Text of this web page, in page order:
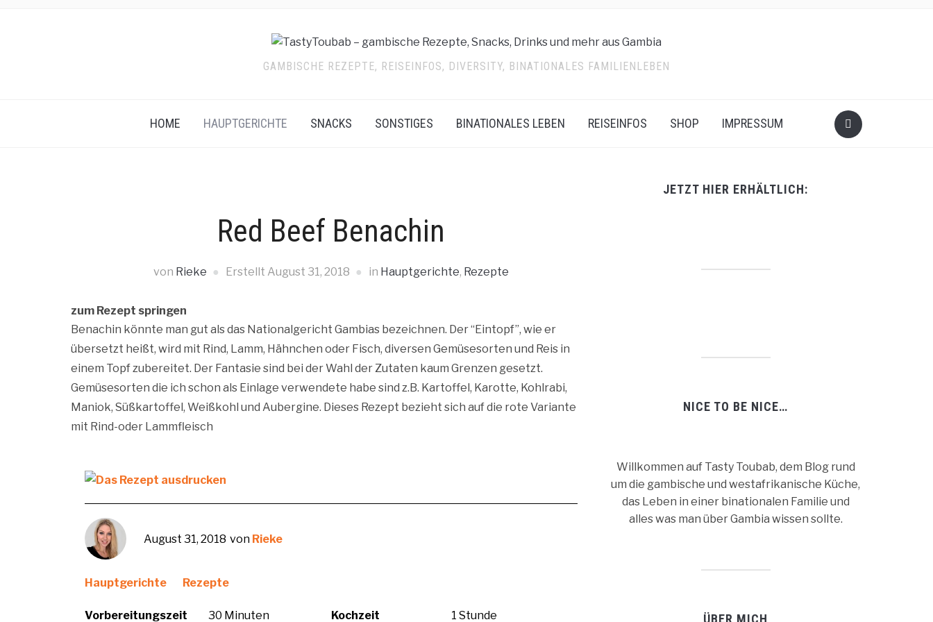
GAMBISCHE REZEPTE, REISEINFOS, DIVERSITY, BINATIONALES FAMILIENLEBEN
HOME HAUPTGERICHTE SNACKS SONSTIGES BINATIONALES LEBEN REISEINFOS SHOP IMPRESSUM
Red Beef Benachin
von Rieke Erstellt August 31, 2018 in Hauptgerichte, Rezepte
zum Rezept springen
Benachin könnte man gut als das Nationalgericht Gambias bezeichnen. Der “Eintopf”, wie er
übersetzt heißt, wird mit Rind, Lamm, Hähnchen oder Fisch, diversen Gemüsesorten und Reis in
einem Topf zubereitet. Der Fantasie sind bei der Wahl der Zutaten kaum Grenzen gesetzt.
Gemüsesorten die ich schon als Einlage verwendete habe sind z.B. Kartoffel, Karotte, Kohlrabi,
Maniok, Süßkartoffel, Weißkohl und Aubergine. Dieses Rezept bezieht sich auf die rote Variante
mit Rind-oder Lammfleisch
August 31, 2018 von Rieke
Hauptgerichte Rezepte
Vorbereitungszeit 30 Minuten Kochzeit 1 Stunde
JETZT HIER ERHÄLTLICH:
NICE TO BE NICE…
Willkommen auf Tasty Toubab, dem Blog rund
um die gambische und westafrikanische Küche,
das Leben in einer binationalen Familie und
alles was man über Gambia wissen sollte.
ÜBER MICH